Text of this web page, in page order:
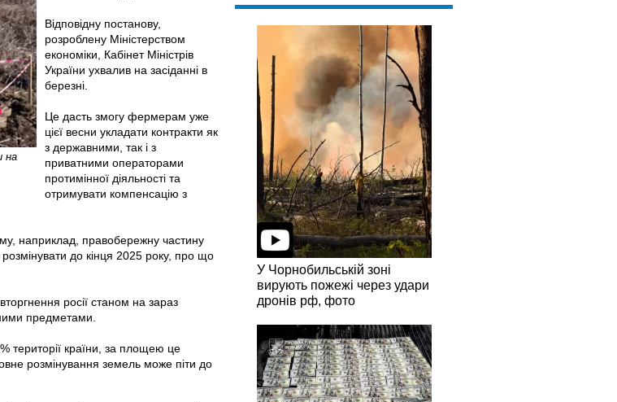
на
Відповідну постанову,
розроблену Міністерством
економіки, Кабінет Міністрів
України ухвалив на засіданні в
березні.
Це дасть змогу фермерам уже
цієї весни укладати контракти як
з державними, так і з
приватними операторами
протимінної діяльності та
отримувати компенсацію з
наприклад, правобережну частину
до кінця 2025 року, про що
росії станом на зараз
предметами.
території країни, за площею це
розмінування земель може піти до
У Чорнобильській зоні
вирують пожежі через удари
дронів рф, фото